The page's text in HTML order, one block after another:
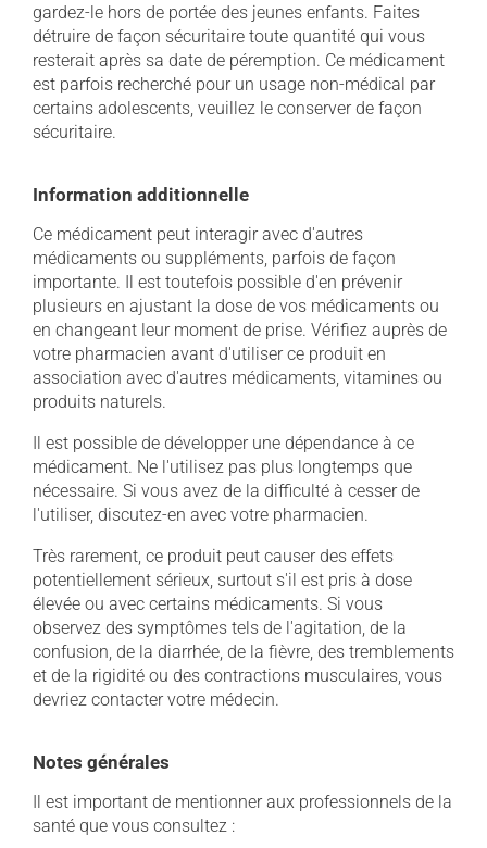
gardez-le hors de portée des jeunes enfants. Faites
détruire de façon sécuritaire toute quantité qui vous
resterait après sa date de péremption. Ce médicament
est parfois recherché pour un usage non-médical par
certains adolescents, veuillez le conserver de façon
sécuritaire.
Information additionnelle
Ce médicament peut interagir avec d'autres
médicaments ou suppléments, parfois de façon
importante. Il est toutefois possible d'en prévenir
plusieurs en ajustant la dose de vos médicaments ou
en changeant leur moment de prise. Vérifiez auprès de
votre pharmacien avant d'utiliser ce produit en
association avec d'autres médicaments, vitamines ou
produits naturels.
Il est possible de développer une dépendance à ce
médicament. Ne l'utilisez pas plus longtemps que
nécessaire. Si vous avez de la difficulté à cesser de
l'utiliser, discutez-en avec votre pharmacien.
Très rarement, ce produit peut causer des effets
potentiellement sérieux, surtout s'il est pris à dose
élevée ou avec certains médicaments. Si vous
observez des symptômes tels de l'agitation, de la
confusion, de la diarrhée, de la fièvre, des tremblements
et de la rigidité ou des contractions musculaires, vous
devriez contacter votre médecin.
Notes générales
Il est important de mentionner aux professionnels de la
santé que vous consultez :